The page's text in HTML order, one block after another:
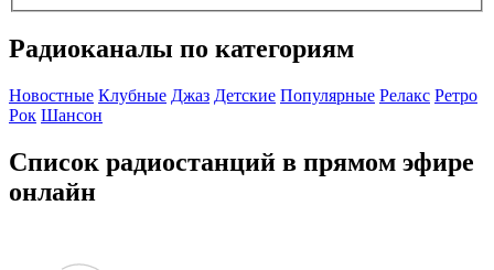
Радиоканалы по категориям
Новостные Клубные Джаз Детские Популярные Релакс Ретро
Рок Шансон
Список радиостанций в прямом эфире
онлайн